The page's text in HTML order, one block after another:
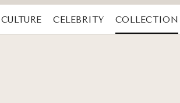
CULTURE CELEBRITY
COLLECTION